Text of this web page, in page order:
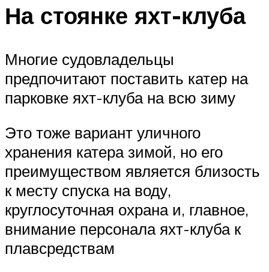
На стоянке яхт-клуба
Многие судовладельцы
предпочитают поставить катер на
парковке яхт-клуба на всю зиму
Это тоже вариант уличного
хранения катера зимой, но его
преимуществом является близость
к месту спуска на воду,
круглосуточная охрана и, главное,
внимание персонала яхт-клуба к
плавсредствам